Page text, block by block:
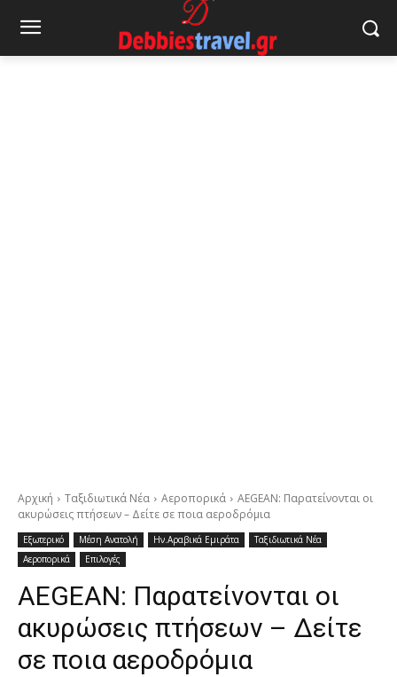
Αρχική Ταξιδιωτικά Νέα Αεροπορικά
AEGEAN: Παρατείνονται οι
ακυρώσεις πτήσεων – Δείτε σε ποια αεροδρόμια
Εξωτερικό Μέση Ανατολή Ην.Αραβικά Εμιράτα
Ταξιδιωτικά Νέα
Αεροπορικά
Επιλογές
AEGEAN: Παρατείνονται οι
ακυρώσεις πτήσεων – Δείτε
σε ποια αεροδρόμια